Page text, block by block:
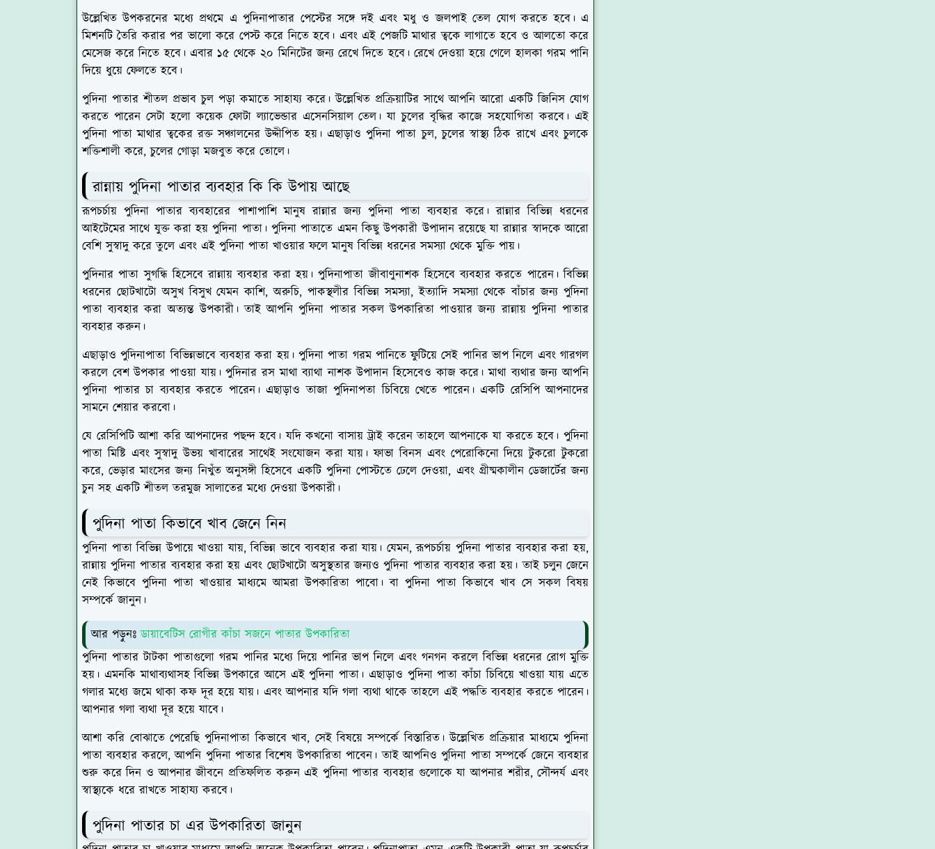
উল্লেখিত উপকরনের মধ্যে প্রথমে এ পুদিনাপাতার পেস্টের সঙ্গে দই এবং মধু ও জলপাই তেল যোগ করতে হবে। এ
মিশনটি তৈরি করার পর ভালো করে পেস্ট করে নিতে হবে। এবং এই পেজটি মাথার ত্বকে লাগাতে হবে ও আলতো করে
মেসেজ করে নিতে হবে। এবার ১৫ থেকে ২০ মিনিটের জন্য রেখে দিতে হবে। রেখে দেওয়া হয়ে গেলে হালকা গরম পানি
দিয়ে ধুয়ে ফেলতে হবে।
পুদিনা পাতার শীতল প্রভাব চুল পড়া কমাতে সাহায্য করে। উল্লেখিত প্রক্রিয়াটির সাথে আপনি আরো একটি জিনিস যোগ
করতে পারেন সেটা হলো কয়েক ফোটা ল্যাভেন্ডার এসেনসিয়াল তেল। যা চুলের বৃদ্ধির কাজে সহযোগিতা করবে। এই
পুদিনা পাতা মাথার ত্বকের রক্ত সঞ্চালনের উদ্দীপিত হয়। এছাড়াও পুদিনা পাতা চুল, চুলের স্বাস্থ্য ঠিক রাখে এবং চুলকে
শক্তিশালী করে, চুলের গোড়া মজবুত করে তোলে।
রান্নায় পুদিনা পাতার ব্যবহার কি কি উপায় আছে
রূপচর্চায় পুদিনা পাতার ব্যবহারের পাশাপাশি মানুষ রান্নার জন্য পুদিনা পাতা ব্যবহার করে। রান্নার বিভিন্ন ধরনের
আইটেমের সাথে যুক্ত করা হয় পুদিনা পাতা। পুদিনা পাতাতে এমন কিছু উপকারী উপাদান রয়েছে যা রান্নার স্বাদকে আরো
বেশি সুস্বাদু করে তুলে এবং এই পুদিনা পাতা খাওয়ার ফলে মানুষ বিভিন্ন ধরনের সমস্যা থেকে মুক্তি পায়।
পুদিনার পাতা সুগন্ধি হিসেবে রান্নায় ব্যবহার করা হয়। পুদিনাপাতা জীবাণুনাশক হিসেবে ব্যবহার করতে পারেন। বিভিন্ন
ধরনের ছোটখাটো অসুখ বিসুখ যেমন কাশি, অরুচি, পাকস্থলীর বিভিন্ন সমস্যা, ইত্যাদি সমস্যা থেকে বাঁচার জন্য পুদিনা
পাতা ব্যবহার করা অত্যন্ত উপকারী। তাই আপনি পুদিনা পাতার সকল উপকারিতা পাওয়ার জন্য রান্নায় পুদিনা পাতার
ব্যবহার করুন।
এছাড়াও পুদিনাপাতা বিভিন্নভাবে ব্যবহার করা হয়। পুদিনা পাতা গরম পানিতে ফুটিয়ে সেই পানির ভাপ নিলে এবং গারগল
করলে বেশ উপকার পাওয়া যায়। পুদিনার রস মাথা ব্যাথা নাশক উপাদান হিসেবেও কাজ করে। মাথা ব্যথার জন্য আপনি
পুদিনা পাতার চা ব্যবহার করতে পারেন। এছাড়াও তাজা পুদিনাপতা চিবিয়ে খেতে পারেন। একটি রেসিপি আপনাদের
সামনে শেয়ার করবো।
যে রেসিপিটি আশা করি আপনাদের পছন্দ হবে। যদি কখনো বাসায় ট্রাই করেন তাহলে আপনাকে যা করতে হবে। পুদিনা
পাতা মিষ্টি এবং সুস্বাদু উভয় খাবারের সাথেই সংযোজন করা যায়। ফাভা বিনস এবং পেরোকিনো দিয়ে টুকরো টুকরো
করে, ভেড়ার মাংসের জন্য নিখুঁত অনুসঙ্গী হিসেবে একটি পুদিনা পোস্টতে ঢেলে দেওয়া, এবং গ্রীষ্মকালীন ডেজার্টের জন্য
চুন সহ একটি শীতল তরমুজ সালাতের মধ্যে দেওয়া উপকারী।
পুদিনা পাতা কিভাবে খাব জেনে নিন
পুদিনা পাতা বিভিন্ন উপায়ে খাওয়া যায়, বিভিন্ন ভাবে ব্যবহার করা যায়। যেমন, রূপচর্চায় পুদিনা পাতার ব্যবহার করা হয়,
রান্নায় পুদিনা পাতার ব্যবহার করা হয় এবং ছোটখাটো অসুস্থতার জন্যও পুদিনা পাতার ব্যবহার করা হয়। তাই চলুন জেনে
নেই কিভাবে পুদিনা পাতা খাওয়ার মাধ্যমে আমরা উপকারিতা পাবো। বা পুদিনা পাতা কিভাবে খাব সে সকল বিষয়
সম্পর্কে জানুন।
আর পড়ুনঃডায়াবেটিস রোগীর কাঁচা সজনে পাতার উপকারিতা
পুদিনা পাতার টাটকা পাতাগুলো গরম পানির মধ্যে দিয়ে পানির ভাপ নিলে এবং গনগন করলে বিভিন্ন ধরনের রোগ মুক্তি
হয়। এমনকি মাথাব্যথাসহ বিভিন্ন উপকারে আসে এই পুদিনা পাতা। এছাড়াও পুদিনা পাতা কাঁচা চিবিয়ে খাওয়া যায় এতে
গলার মধ্যে জমে থাকা কফ দূর হয়ে যায়। এবং আপনার যদি গলা ব্যথা থাকে তাহলে এই পদ্ধতি ব্যবহার করতে পারেন।
আপনার গলা ব্যথা দূর হয়ে যাবে।
আশা করি বোঝাতে পেরেছি পুদিনাপাতা কিভাবে খাব, সেই বিষয়ে সম্পর্কে বিস্তারিত। উল্লেখিত প্রক্রিয়ার মাধ্যমে পুদিনা
পাতা ব্যবহার করলে, আপনি পুদিনা পাতার বিশেষ উপকারিতা পাবেন। তাই আপনিও পুদিনা পাতা সম্পর্কে জেনে ব্যবহার
শুরু করে দিন ও আপনার জীবনে প্রতিফলিত করুন এই পুদিনা পাতার ব্যবহার গুলোকে যা আপনার শরীর, সৌন্দর্য এবং
স্বাস্থ্যকে ধরে রাখতে সাহায্য করবে।
পুদিনা পাতার চা এর উপকারিতা জানুন